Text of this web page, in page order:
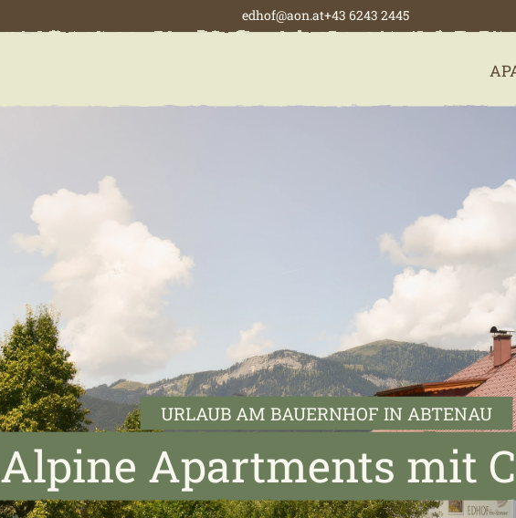
edhof@aon.at+43 6243 2445
URLAUB AM BAUERNHOF IN ABTENAU
Alpine Apartments mit